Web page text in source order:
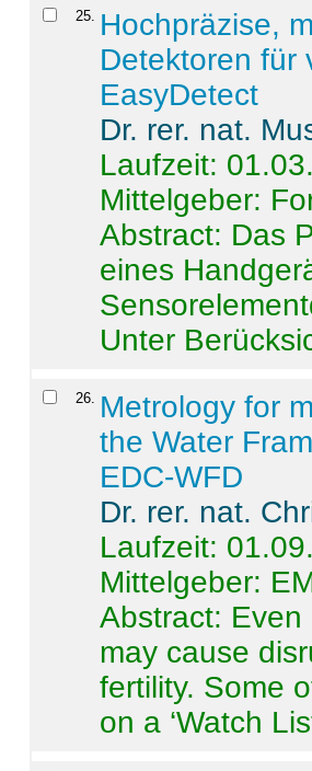
25. Hochpräzise,
Detektoren für
EasyDetect
Dr. rer. nat.
Laufzeit:
Mittelgeber:
Abstract: Das
eines
Unter
26. Metrology for
the Water
EDC-WFD
Dr. rer. nat.
Laufzeit:
Mittelgeber:
Abstract: Even
may cause
fertility. Some
on a ‘Watch